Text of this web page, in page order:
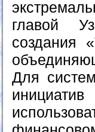
главой
создания
Для
инициатив